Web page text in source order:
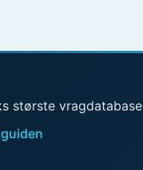
største vragdatabase